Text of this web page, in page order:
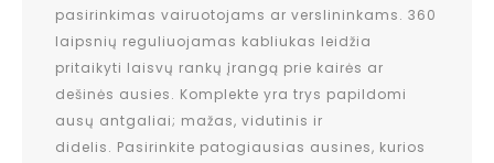
pasirinkimas vairuotojams ar verslininkams. 360
laipsnių reguliuojamas kabliukas leidžia
pritaikyti laisvų rankų įrangą prie kairės ar
dešinės ausies. Komplekte yra trys papildomi
ausų antgaliai; mažas, vidutinis ir
didelis. Pasirinkite patogiausias ausines, kurios